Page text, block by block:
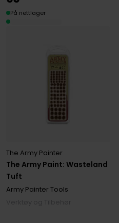
The Army Paint: Wasteland
Tuft
The Army Painter
Army Painter Tools
På nettlager